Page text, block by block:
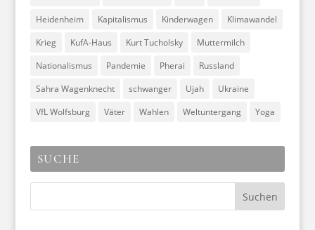
Heidenheim
Kapitalismus Kinderwagen
Klimawandel
Krieg
KufA-Haus Kurt Tucholsky
Muttermilch
Nationalismus
Pandemie Pherai
Russland
Sahra Wagenknecht
schwanger Ujah
Ukraine
VfL Wolfsburg
Väter Wahlen Weltuntergang Yoga
SUCHE